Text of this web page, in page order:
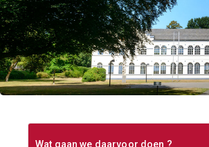
Wat gaan we daarvoor doen ?